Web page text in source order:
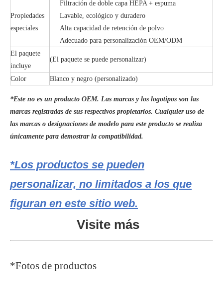
Propiedades
especiales
Filtración de doble capa HEPA + espuma
Lavable, ecológico y duradero
Alta capacidad de retención de polvo
Adecuado para personalización OEM/ODM
El paquete
incluye
(El paquete se puede personalizar)
Color Blanco y negro (personalizado)
*Este no es un producto OEM. Las marcas y los logotipos son las
marcas registradas de sus respectivos propietarios. Cualquier uso de
las marcas o designaciones de modelo para este producto se realiza
únicamente para demostrar la compatibilidad.
*Los productos se pueden
personalizar, no limitados a los que
figuran en este sitio web.
Visite más
*Fotos de productos